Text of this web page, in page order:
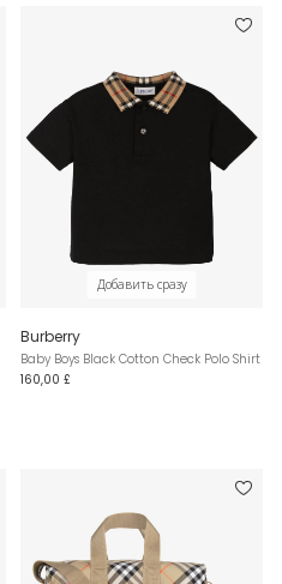
Добавить сразу
Burberry
Baby Boys Black Cotton Check Polo Shirt
160,00 £